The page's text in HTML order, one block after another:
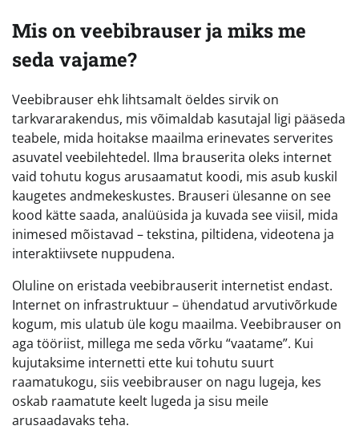
Mis on veebibrauser ja miks me
seda vajame?
Veebibrauser ehk lihtsamalt öeldes sirvik on
tarkvararakendus, mis võimaldab kasutajal ligi pääseda
teabele, mida hoitakse maailma erinevates serverites
asuvatel veebilehtedel. Ilma brauserita oleks internet
vaid tohutu kogus arusaamatut koodi, mis asub kuskil
kaugetes andmekeskustes. Brauseri ülesanne on see
kood kätte saada, analüüsida ja kuvada see viisil, mida
inimesed mõistavad – tekstina, piltidena, videotena ja
interaktiivsete nuppudena.
Oluline on eristada veebibrauserit internetist endast.
Internet on infrastruktuur – ühendatud arvutivõrkude
kogum, mis ulatub üle kogu maailma. Veebibrauser on
aga tööriist, millega me seda võrku “vaatame”. Kui
kujutaksime internetti ette kui tohutu suurt
raamatukogu, siis veebibrauser on nagu lugeja, kes
oskab raamatute keelt lugeda ja sisu meile
arusaadavaks teha.